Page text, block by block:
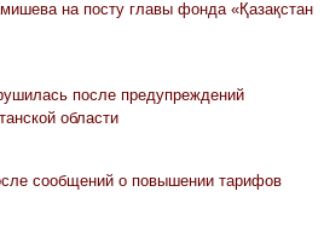
на посту главы фонда «Қазақстан
после предупреждений
области
сообщений о повышении тарифов